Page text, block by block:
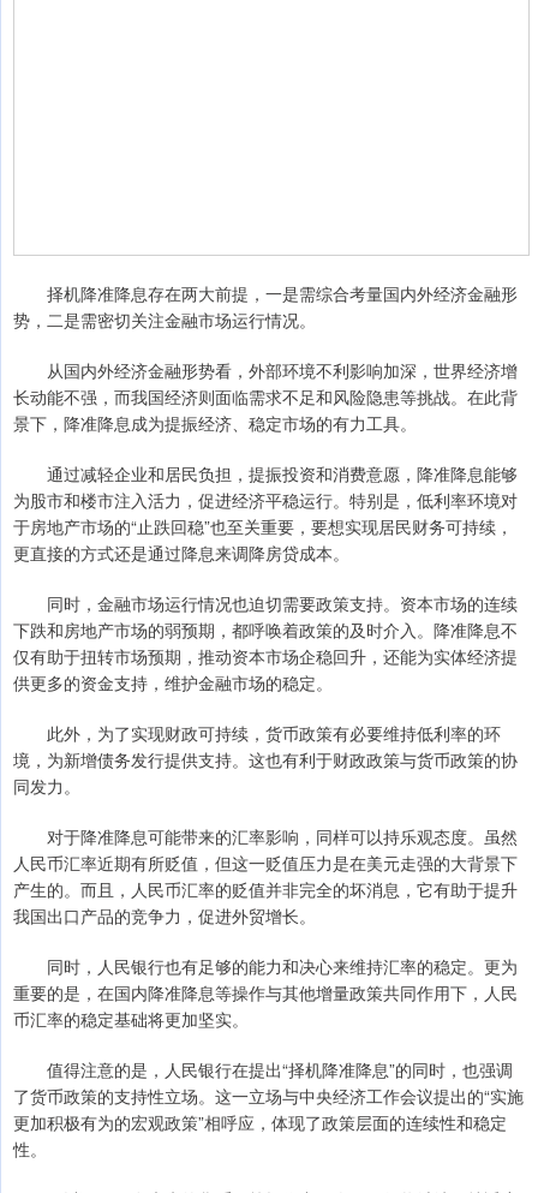
择机降准降息存在两大前提，一是需综合考量国内外经济金融形
势，二是需密切关注金融市场运行情况。
从国内外经济金融形势看，外部环境不利影响加深，世界经济增
长动能不强，而我国经济则面临需求不足和风险隐患等挑战。在此背
景下，降准降息成为提振经济、稳定市场的有力工具。
通过减轻企业和居民负担，提振投资和消费意愿，降准降息能够
为股市和楼市注入活力，促进经济平稳运行。特别是，低利率环境对
于房地产市场的“止跌回稳”也至关重要，要想实现居民财务可持续，
更直接的方式还是通过降息来调降房贷成本。
同时，金融市场运行情况也迫切需要政策支持。资本市场的连续
下跌和房地产市场的弱预期，都呼唤着政策的及时介入。降准降息不
仅有助于扭转市场预期，推动资本市场企稳回升，还能为实体经济提
供更多的资金支持，维护金融市场的稳定。
此外，为了实现财政可持续，货币政策有必要维持低利率的环
境，为新增债务发行提供支持。这也有利于财政政策与货币政策的协
同发力。
对于降准降息可能带来的汇率影响，同样可以持乐观态度。虽然
人民币汇率近期有所贬值，但这一贬值压力是在美元走强的大背景下
产生的。而且，人民币汇率的贬值并非完全的坏消息，它有助于提升
我国出口产品的竞争力，促进外贸增长。
同时，人民银行也有足够的能力和决心来维持汇率的稳定。更为
重要的是，在国内降准降息等操作与其他增量政策共同作用下，人民
币汇率的稳定基础将更加坚实。
值得注意的是，人民银行在提出“择机降准降息”的同时，也强调
了货币政策的支持性立场。这一立场与中央经济工作会议提出的“实施
更加积极有为的宏观政策”相呼应，体现了政策层面的连续性和稳定
性。